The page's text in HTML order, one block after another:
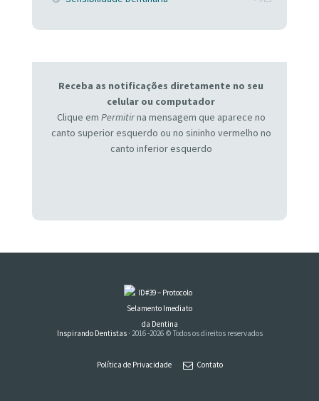
Receba as notificações diretamente no seu
celular ou computador
Clique em Permitirna mensagem que aparece no
canto superior esquerdo ou no sininho vermelho no
canto inferior esquerdo
Inspirando Dentistas· 2016 -2026 © Todos os direitos reservados
Política de Privacidade Contato